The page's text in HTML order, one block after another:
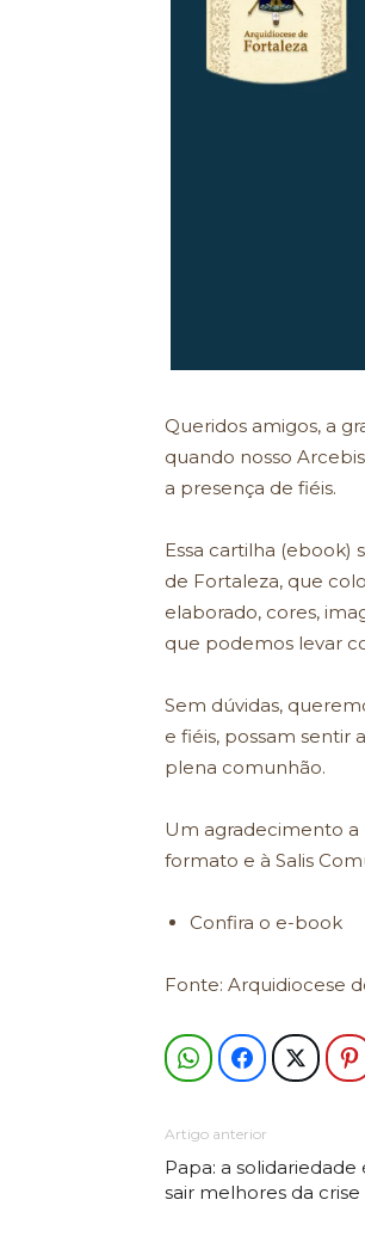
Queridos amigos, a
quando nosso
a presença de fiéis.
Essa cartilha (ebook)
de Fortaleza, que
elaborado, cores,
que podemos levar
Sem dúvidas,
e fiéis, possam
plena comunhão.
Um agradecimento a
formato e à Salis
Confira o e-book
Fonte: Arquidiocese
Artigo anterior
Papa: a
sair melhores da crise